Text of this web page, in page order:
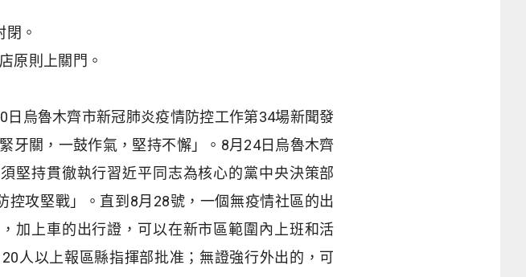
。
原則上關門。
日烏魯木齊市新冠肺炎疫情防控工作第34場新聞發
牙關，一鼓作氣，堅持不懈」。 8月 24日烏魯木齊
堅持貫徹執行習近平同志為核心的黨中央決策部
控攻堅戰」。直到 8月 28號，一個無疫情社區的出
加上車的出行證，可以在新市區範圍內上班和活
20人以上報區縣指揮部批准；無證強行外出的，可